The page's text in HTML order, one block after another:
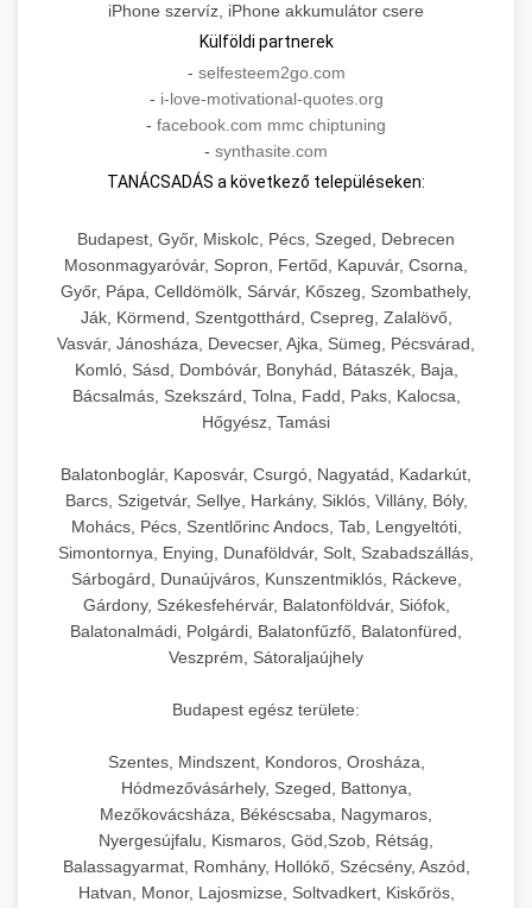
iPhone szervíz, iPhone akkumulátor csere
Külföldi partnerek
- selfesteem2go.com
- i-love-motivational-quotes.org
- facebook.com mmc chiptuning
- synthasite.com
TANÁCSADÁS a következő településeken:
Budapest, Győr, Miskolc, Pécs, Szeged, Debrecen
Mosonmagyaróvár, Sopron, Fertőd, Kapuvár, Csorna,
Győr, Pápa, Celldömölk, Sárvár, Kőszeg, Szombathely,
Ják, Körmend, Szentgotthárd, Csepreg, Zalalövő,
Vasvár, Jánosháza, Devecser, Ajka, Sümeg, Pécsvárad,
Komló, Sásd, Dombóvár, Bonyhád, Bátaszék, Baja,
Bácsalmás, Szekszárd, Tolna, Fadd, Paks, Kalocsa,
Hőgyész, Tamási
Balatonboglár, Kaposvár, Csurgó, Nagyatád, Kadarkút,
Barcs, Szigetvár, Sellye, Harkány, Siklós, Villány, Bóly,
Mohács, Pécs, Szentlőrinc Andocs, Tab, Lengyeltóti,
Simontornya, Enying, Dunaföldvár, Solt, Szabadszállás,
Sárbogárd, Dunaújváros, Kunszentmiklós, Ráckeve,
Gárdony, Székesfehérvár, Balatonföldvár, Siófok,
Balatonalmádi, Polgárdi, Balatonfűzfő, Balatonfüred,
Veszprém, Sátoraljaújhely
Budapest egész területe:
Szentes, Mindszent, Kondoros, Orosháza,
Hódmezővásárhely, Szeged, Battonya,
Mezőkovácsháza, Békéscsaba, Nagymaros,
Nyergesújfalu, Kismaros, Göd,Szob, Rétság,
Balassagyarmat, Romhány, Hollókő, Szécsény, Aszód,
Hatvan, Monor, Lajosmizse, Soltvadkert, Kiskőrös,